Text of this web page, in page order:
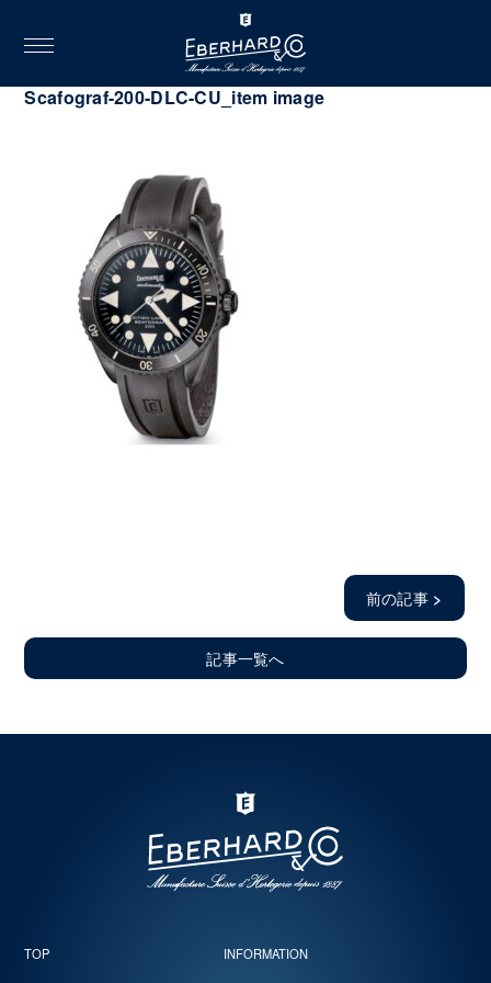
toggle
navigation
Scafograf-200-DLC-CU_item image
前の記事 >
記事一覧へ
TOP INFORMATION